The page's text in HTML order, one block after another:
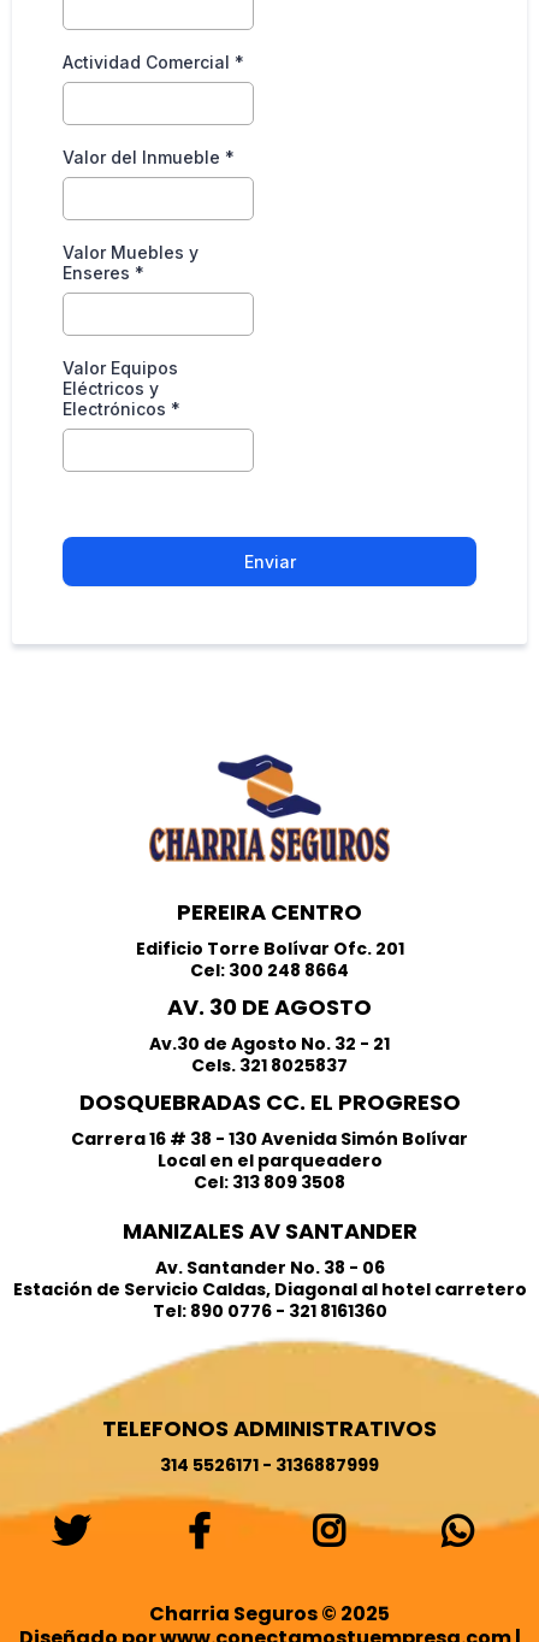
Actividad Comercial *
Valor del Inmueble *
Valor Muebles y
Enseres *
Valor Equipos
Eléctricos y
Electrónicos *
Enviar
PEREIRA CENTRO
Edificio Torre Bolívar Ofc. 201
Cel: 300 248 8664
AV. 30 DE AGOSTO
Av.30 de Agosto No. 32 - 21
Cels. 321 8025837
DOSQUEBRADAS CC. EL PROGRESO
Carrera 16 # 38 - 130 Avenida Simón Bolívar
Local en el parqueadero
Cel: 313 809 3508
MANIZALES AV SANTANDER
Av. Santander No. 38 - 06
Estación de Servicio Caldas, Diagonal al hotel carretero
Tel: 890 0776 - 321 8161360
TELEFONOS ADMINISTRATIVOS
314 5526171 - 3136887999
Charria Seguros © 2025